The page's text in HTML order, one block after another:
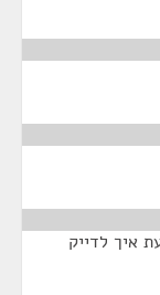
איך לדייק